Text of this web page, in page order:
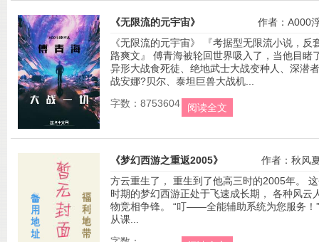
《无限流的元宇宙》
作者：A000
《无限流的元宇宙》 『考据型无限流小说，反
路爽文』 傅青海被轮回世界吸入了，当他目睹
异形大战食死徒、绝地武士大战变种人、深潜
战安娜?贝尔、泰坦巨兽大战机...
字数：8753604
阅读全文
《梦幻西游之重返2005》
作者：秋风
方云重生了， 重生到了他高三时的2005年。
时期的梦幻西游正处于飞速成长期， 各种风云
物竞相争锋。 “叮——全能辅助系统为您服务！”
从课...